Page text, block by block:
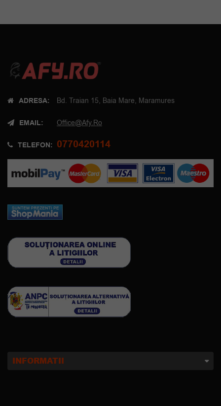
ADRESA: Bd. Traian 15, Baia Mare, Maramures
EMAIL: Office@afy.ro
TELEFON: 0770420114
INFORMATII